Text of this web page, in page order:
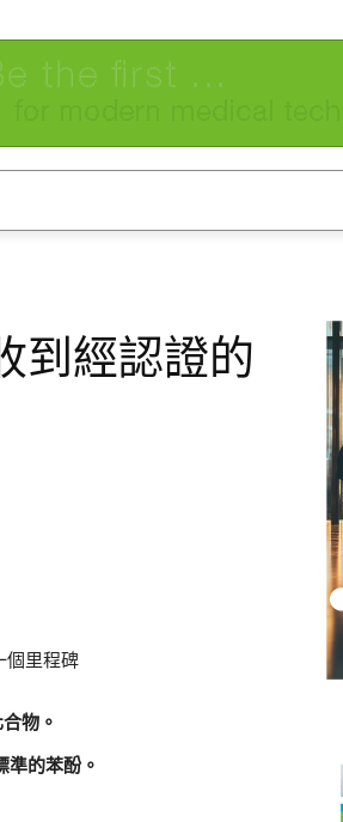
到經認證的
個里程碑
物。
的苯酚。